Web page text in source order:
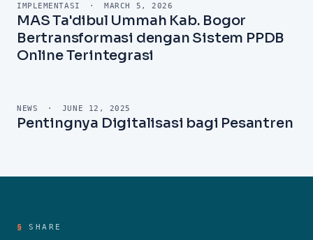
IMPLEMENTASI · MARCH 5, 2026
MAS Ta'dibul Ummah Kab. Bogor
Bertransformasi dengan Sistem PPDB
Online Terintegrasi
NEWS · JUNE 12, 2025
Pentingnya Digitalisasi bagi Pesantren
§ SHARE